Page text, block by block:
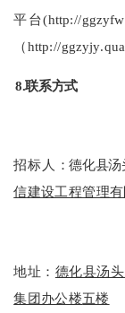
平台(http://ggzyfw
（http://ggzyjy.
8.联系方式
招标人 ：德化县
信建设工程管理
地址： 德化县汤
集团办公楼五楼